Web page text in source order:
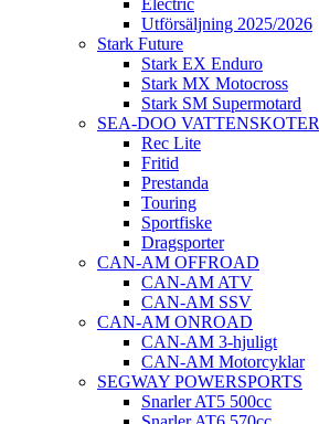
Electric
Utförsäljning 2025/2026
Stark Future
Stark EX Enduro
Stark MX Motocross
Stark SM Supermotard
SEA-DOO VATTENSKOTER
Rec Lite
Fritid
Prestanda
Touring
Sportfiske
Dragsporter
CAN-AM OFFROAD
CAN-AM ATV
CAN-AM SSV
CAN-AM ONROAD
CAN-AM 3-hjuligt
CAN-AM Motorcyklar
SEGWAY POWERSPORTS
Snarler AT5 500cc